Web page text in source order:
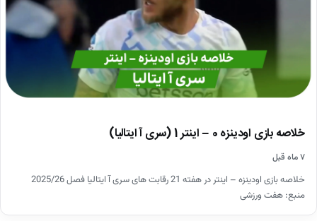
خلاصه بازی اودینزه 0 – اینتر 1 (سری آ ایتالیا)
۷ ماه قبل
خلاصه بازی اودینزه – اینتر در هفته 21 رقابت های سری آ ایتالیا فصل 2025/26
منبع: هفت ورزشی